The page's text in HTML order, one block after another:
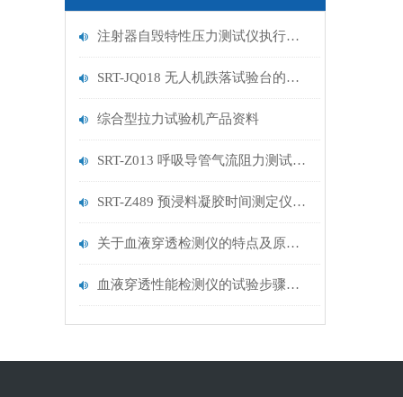
注射器自毁特性压力测试仪执行标准
SRT-JQ018 无人机跌落试验台的特点介绍 符合标准
综合型拉力试验机产品资料
SRT-Z013 呼吸导管气流阻力测试仪 符合什么标准 山东赛锐特
SRT-Z489 预浸料凝胶时间测定仪介绍 专注仪器多年
关于血液穿透检测仪的特点及原理，三分钟您就懂
血液穿透性能检测仪的试验步骤终于来了